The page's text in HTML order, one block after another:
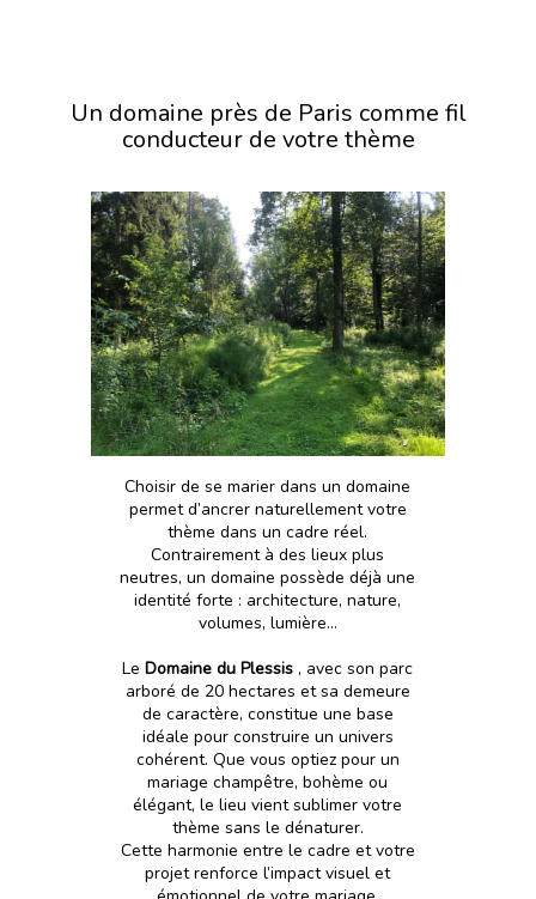
Un domaine près de Paris comme fil
conducteur de votre thème
Choisir de se marier dans un domaine
permet d’ancrer naturellement votre
thème dans un cadre réel.
Contrairement à des lieux plus
neutres, un domaine possède déjà une
identité forte : architecture, nature,
volumes, lumière…
LeDomaine du Plessis , avec son parc
arboré de 20 hectares et sa demeure
de caractère, constitue une base
idéale pour construire un univers
cohérent. Que vous optiez pour un
mariage champêtre, bohème ou
élégant, le lieu vient sublimer votre
thème sans le dénaturer.
Cette harmonie entre le cadre et votre
projet renforce l’impact visuel et